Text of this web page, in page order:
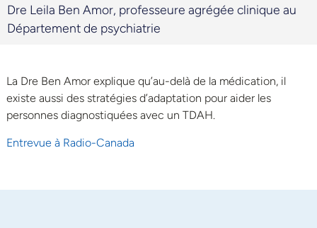
Dre Leila Ben Amor, professeure agrégée clinique au
Département de psychiatrie
La Dre Ben Amor explique qu’au-delà de la médication, il
existe aussi des stratégies d’adaptation pour aider les
personnes diagnostiquées avec un TDAH.
Entrevue à Radio-Canada